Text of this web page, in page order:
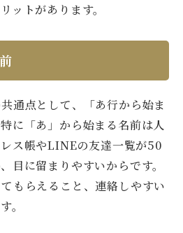
ットがあります。
通点として、「あ行から始ま
に「あ」から始まる名前は人
ス帳やLINEの友達一覧が50
目に留まりやすいからです。
もらえること、連絡しやすい
。